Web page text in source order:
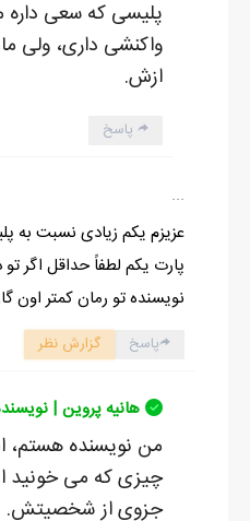
پلیسی که سعی
واکنشی داری، ولی
ازش.
پاسخ
...
عزیزم یکم زیادی نسبت به
پارت یکم لطفاً حداقل اگر
نویسنده تو رمان کمتر اون
پاسخ گزارش نظر
هانیه پروین |
من نویسنده
چیزی که می خونید
جزوی از شخصیتش.